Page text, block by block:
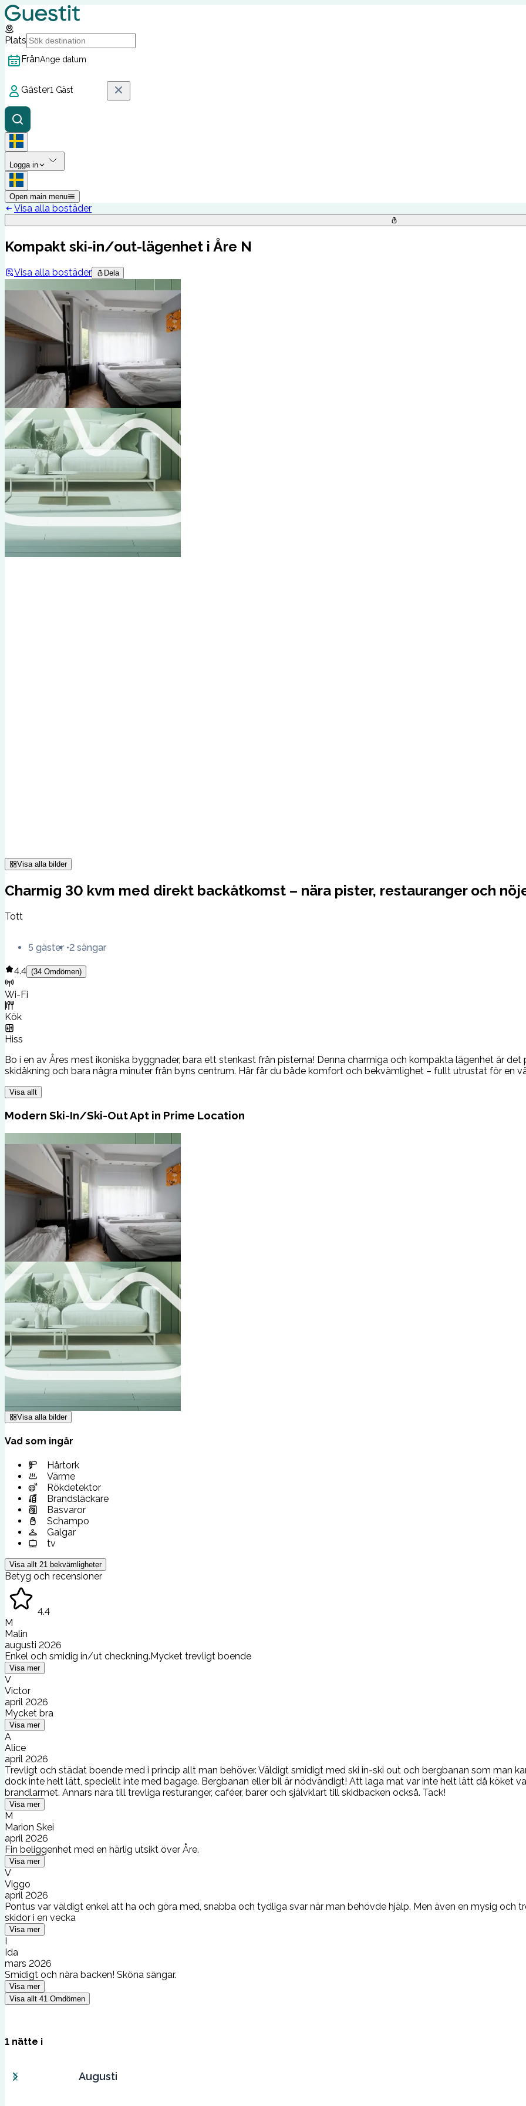
Plats
FrånAnge datum
Gäster1 Gäst
Logga in
Open main menu
Visa alla bostäder
Kompakt ski-in/out-lägenhet i Åre N
Visa alla bostäder Dela
Visa alla bilder
Charmig 30 kvm med direkt backåtkomst – nära pister, restauranger och
Tott
5 gäster 2 sängar
4.4 (34 Omdömen)
Wi-Fi
Kök
Hiss
Bo i en av Åres mest ikoniska byggnader, bara ett stenkast från pisterna! Denna charmiga och kompakta lägenhet är
skidåkning och bara några minuter från byns centrum. Här får du både komfort och bekvämlighet – fullt utrustat för en
Visa allt
Modern Ski-In/Ski-Out Apt in Prime Location
Visa alla bilder
Vad som ingår
Hårtork
Värme
Rökdetektor
Brandsläckare
Basvaror
Schampo
Galgar
tv
Visa allt 21 bekvämligheter
Betyg och recensioner
4.4
M
Malin
augusti 2026
Enkel och smidig in/ut checkning.Mycket trevligt boende
Visa mer
V
Victor
april 2026
Mycket bra
Visa mer
A
Alice
april 2026
Trevligt och städat boende med i princip allt man behöver. Väldigt smidigt med ski in-ski out och bergbanan som man
dock inte helt lätt, speciellt inte med bagage. Bergbanan eller bil är nödvändigt! Att laga mat var inte helt lätt då köket
brandlarmet. Annars nära till trevliga resturanger, caféer, barer och självklart till skidbacken också. Tack!
Visa mer
M
Marion Skei
april 2026
Fin beliggenhet med en härlig utsikt över Åre.
Visa mer
V
Viggo
april 2026
Pontus var väldigt enkel att ha och göra med, snabba och tydliga svar när man behövde hjälp. Men även en mysig och
skidor i en vecka
Visa mer
I
Ida
mars 2026
Smidigt och nära backen! Sköna sängar.
Visa mer
Visa allt 41 Omdömen
1 nätte i
Augusti